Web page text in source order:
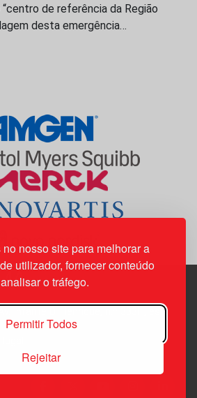
nosso site para melhorar a
utilizador, fornecer conteúdo
o tráfego.
Permitir Todos
Rejeitar
de referência da Região
desta emergência…
Infante D. Henrique, n.º 333H, esc.